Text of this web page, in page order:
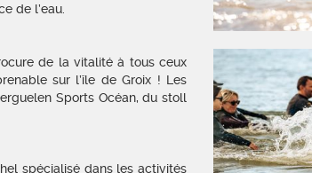
de l’eau.
de la vitalité à tous ceux
sur l’île de Groix ! Les
Sports Océan, du stoll
spécialisé dans les activités